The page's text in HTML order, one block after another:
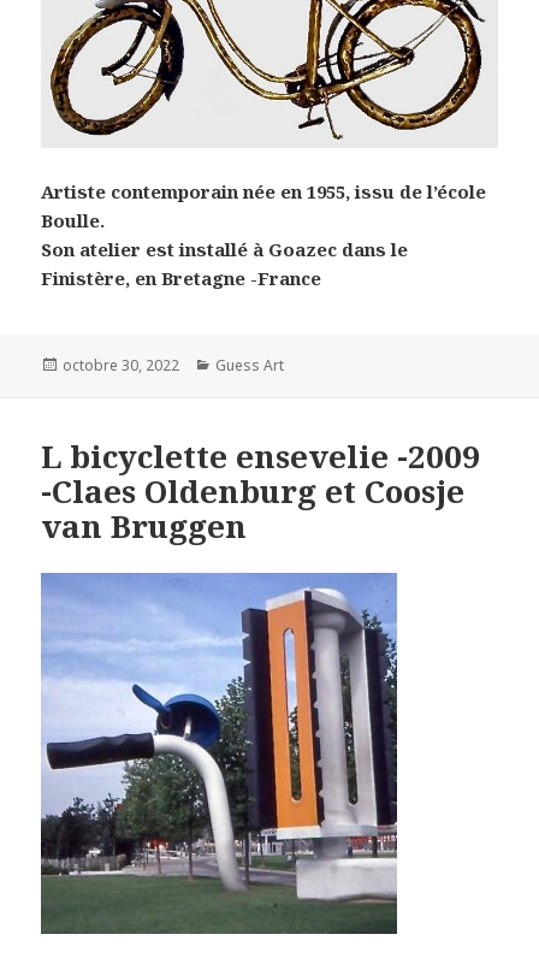
Artiste contemporain née en 1955, issu de l’école
Boulle.
Son atelier est installé à Goazec dans le
Finistère, en Bretagne -France
Posted
octobre 30, 2022 Categories
Guess Art
L bicyclette ensevelie -2009
-Claes Oldenburg et Coosje
van Bruggen